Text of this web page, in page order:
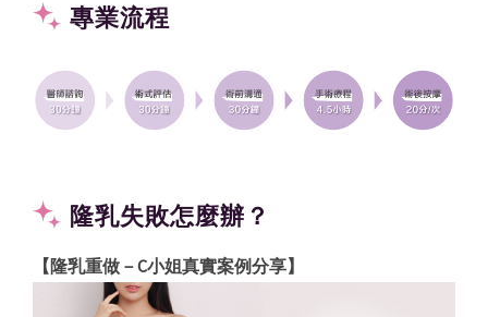
專業流程
隆乳失敗怎麼辦？
【隆乳重做－C小姐真實案例分享】